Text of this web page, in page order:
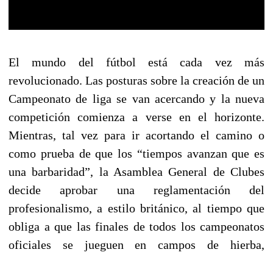
El mundo del fútbol está cada vez más
revolucionado. Las posturas sobre la creación de un
Campeonato de liga se van acercando y la nueva
competición comienza a verse en el horizonte.
Mientras, tal vez para ir acortando el camino o
como prueba de que los “tiempos avanzan que es
una barbaridad”, la Asamblea General de Clubes
decide aprobar una reglamentación del
profesionalismo, a estilo británico, al tiempo que
obliga a que las finales de todos los campeonatos
oficiales se jueguen en campos de hierba,